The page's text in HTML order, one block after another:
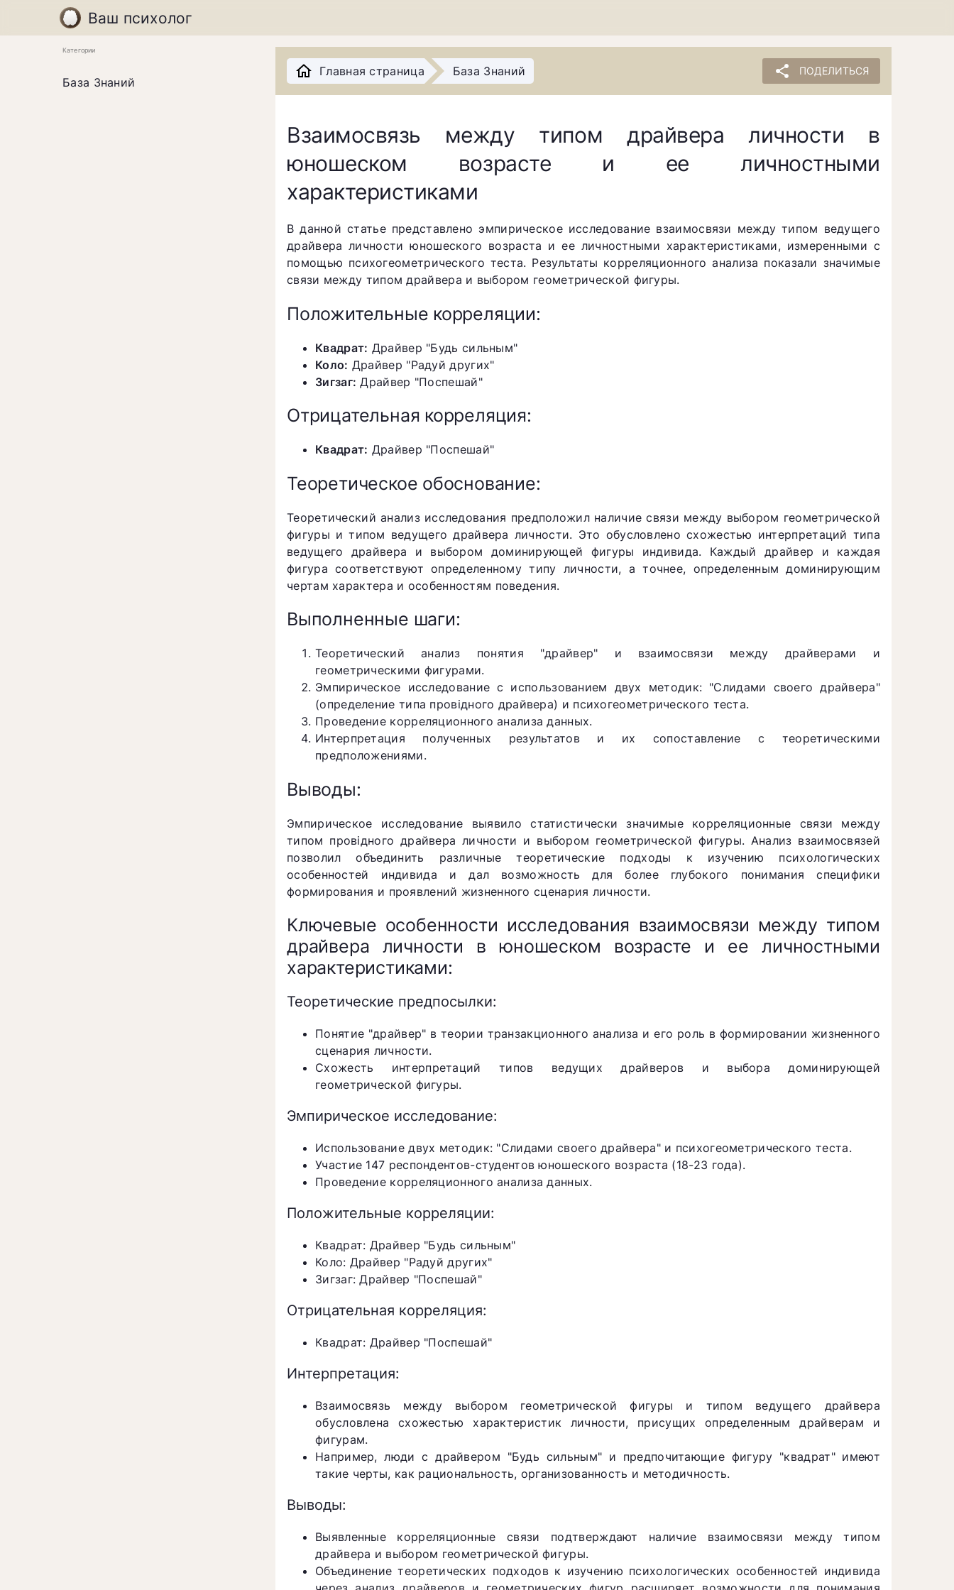
Ваш психолог
Категории
База Знаний
Главная страница База Знаний share ПОДЕЛИТЬСЯ
Взаимосвязь между типом драйвера личности в
юношеском возрасте и ее личностными
характеристиками
В данной статье представлено эмпирическое исследование взаимосвязи между типом ведущего
драйвера личности юношеского возраста и ее личностными характеристиками, измеренными с
помощью психогеометрического теста. Результаты корреляционного анализа показали значимые
связи между типом драйвера и выбором геометрической фигуры.
Положительные корреляции:
Квадрат: Драйвер "Будь сильным"
Коло: Драйвер "Радуй других"
Зигзаг: Драйвер "Поспешай"
Отрицательная корреляция:
Квадрат: Драйвер "Поспешай"
Теоретическое обоснование:
Теоретический анализ исследования предположил наличие связи между выбором геометрической
фигуры и типом ведущего драйвера личности. Это обусловлено схожестью интерпретаций типа
ведущего драйвера и выбором доминирующей фигуры индивида. Каждый драйвер и каждая
фигура соответствуют определенному типу личности, а точнее, определенным доминирующим
чертам характера и особенностям поведения.
Выполненные шаги:
Теоретический анализ понятия "драйвер" и взаимосвязи между драйверами и
геометрическими фигурами.
Эмпирическое исследование с использованием двух методик: "Слидами своего драйвера"
(определение типа провідного драйвера) и психогеометрического теста.
Проведение корреляционного анализа данных.
Интерпретация полученных результатов и их сопоставление с теоретическими
предположениями.
Выводы:
Эмпирическое исследование выявило статистически значимые корреляционные связи между
типом провідного драйвера личности и выбором геометрической фигуры. Анализ взаимосвязей
позволил объединить различные теоретические подходы к изучению психологических
особенностей индивида и дал возможность для более глубокого понимания специфики
формирования и проявлений жизненного сценария личности.
Ключевые особенности исследования взаимосвязи между типом
драйвера личности в юношеском возрасте и ее личностными
характеристиками:
Теоретические предпосылки:
Понятие "драйвер" в теории транзакционного анализа и его роль в формировании жизненного
сценария личности.
Схожесть интерпретаций типов ведущих драйверов и выбора доминирующей
геометрической фигуры.
Эмпирическое исследование:
Использование двух методик: "Слидами своего драйвера" и психогеометрического теста.
Участие 147 респондентов-студентов юношеского возраста (18-23 года).
Проведение корреляционного анализа данных.
Положительные корреляции:
Квадрат: Драйвер "Будь сильным"
Коло: Драйвер "Радуй других"
Зигзаг: Драйвер "Поспешай"
Отрицательная корреляция:
Квадрат: Драйвер "Поспешай"
Интерпретация:
Взаимосвязь между выбором геометрической фигуры и типом ведущего драйвера
обусловлена схожестью характеристик личности, присущих определенным драйверам и
фигурам.
Например, люди с драйвером "Будь сильным" и предпочитающие фигуру "квадрат" имеют
такие черты, как рациональность, организованность и методичность.
Выводы:
Выявленные корреляционные связи подтверждают наличие взаимосвязи между типом
драйвера и выбором геометрической фигуры.
Объединение теоретических подходов к изучению психологических особенностей индивида